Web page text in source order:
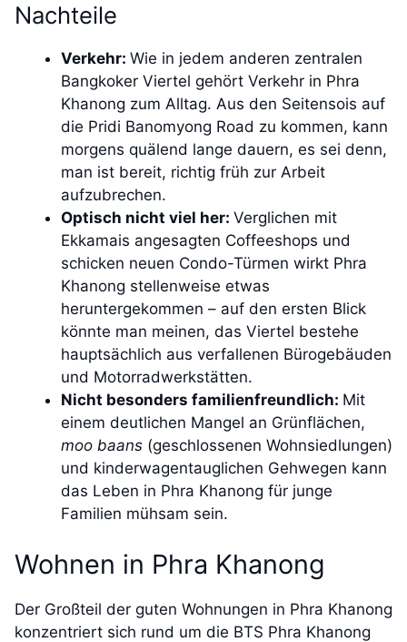
Nachteile
Verkehr: Wie in jedem anderen zentralen
Bangkoker Viertel gehört Verkehr in Phra
Khanong zum Alltag. Aus den Seitensois auf
die Pridi Banomyong Road zu kommen, kann
morgens quälend lange dauern, es sei denn,
man ist bereit, richtig früh zur Arbeit
aufzubrechen.
Optisch nicht viel her: Verglichen mit
Ekkamais angesagten Coffeeshops und
schicken neuen Condo-Türmen wirkt Phra
Khanong stellenweise etwas
heruntergekommen – auf den ersten Blick
könnte man meinen, das Viertel bestehe
hauptsächlich aus verfallenen Bürogebäuden
und Motorradwerkstätten.
Nicht besonders familienfreundlich: Mit
einem deutlichen Mangel an Grünflächen,
moo baans (geschlossenen Wohnsiedlungen)
und kinderwagentauglichen Gehwegen kann
das Leben in Phra Khanong für junge
Familien mühsam sein.
Wohnen in Phra Khanong
Der Großteil der guten Wohnungen in Phra Khanong
konzentriert sich rund um die BTS Phra Khanong